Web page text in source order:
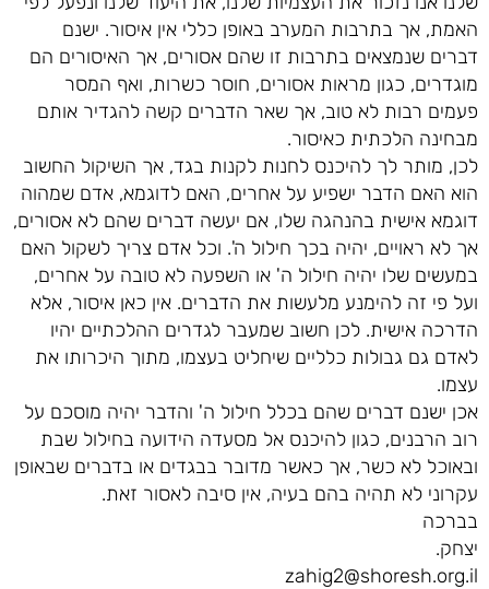
האמת, אך בתרבות המערב באופן כללי אין איסור. ישנם
דברים שנמצאים בתרבות זו שהם אסורים, אך האיסורים הם
מוגדרים, כגון מראות אסורים, חוסר כשרות, ואף המסר
פעמים רבות לא טוב, אך שאר הדברים קשה להגדיר אותם
מבחינה הלכתית כאיסור.
לכן, מותר לך להיכנס לחנות לקנות בגד, אך השיקול החשוב
הוא האם הדבר ישפיע על אחרים, האם לדוגמא, אדם שמהוה
דוגמא אישית בהנהגה שלו, אם יעשה דברים שהם לא אסורים,
אך לא ראויים, יהיה בכך חילול ה'. וכל אדם צריך לשקול האם
במעשים שלו יהיה חילול ה' או השפעה לא טובה על אחרים,
ועל פי זה להימנע מלעשות את הדברים. אין כאן איסור, אלא
הדרכה אישית. לכן חשוב שמעבר לגדרים ההלכתיים יהיו
לאדם גם גבולות כלליים שיחליט בעצמו, מתוך היכרותו את
עצמו.
אכן ישנם דברים שהם בכלל חילול ה' והדבר יהיה מוסכם על
רוב הרבנים, כגון להיכנס אל מסעדה הידועה בחילול שבת
ובאוכל לא כשר, אך כאשר מדובר בבגדים או בדברים שבאופן
עקרוני לא תהיה בהם בעיה, אין סיבה לאסור זאת.
בברכה
יצחק.
zahig2@shoresh.org.il